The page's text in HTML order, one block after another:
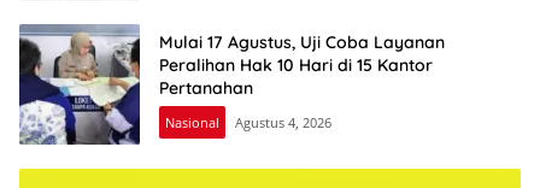
Mulai 17 Agustus, Uji Coba Layanan
Peralihan Hak 10 Hari di 15 Kantor
Pertanahan
Nasional Agustus 4, 2026